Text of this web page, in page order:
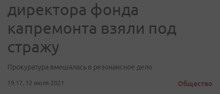
директора фонда
капремонта взяли под
стражу
Прокуратура вмешалась в резонансное дело
19:17, 12 июля 2021 Общество